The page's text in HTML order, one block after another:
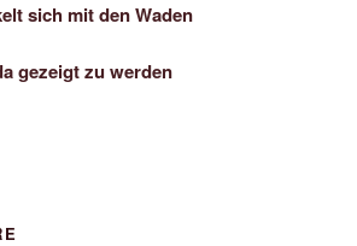
sich mit den Waden
gezeigt zu werden